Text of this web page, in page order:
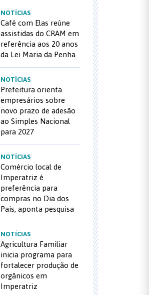
NOTÍCIAS
Café com Elas reúne
assistidas do CRAM em
referência aos 20 anos
da Lei Maria da Penha
NOTÍCIAS
Prefeitura orienta
empresários sobre
novo prazo de adesão
ao Simples Nacional
para 2027
NOTÍCIAS
Comércio local de
Imperatriz é
preferência para
compras no Dia dos
Pais, aponta pesquisa
NOTÍCIAS
Agricultura Familiar
inicia programa para
fortalecer produção de
orgânicos em
Imperatriz